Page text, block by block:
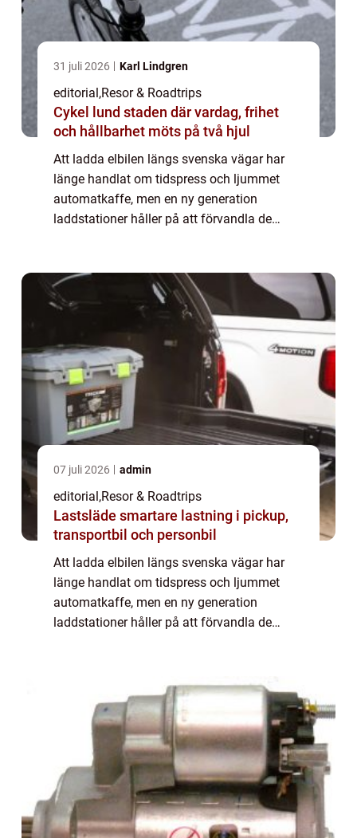
31 juli 2026 Karl Lindgren
editorial ,Resor & Roadtrips
Cykel lund staden där vardag, frihet
och hållbarhet möts på två hjul
Att ladda elbilen längs svenska vägar har
länge handlat om tidspress och ljummet
automatkaffe, men en ny generation
laddstationer håller på att förvandla de
07 juli 2026 admin
editorial ,Resor & Roadtrips
Lastsläde smartare lastning i pickup,
transportbil och personbil
Att ladda elbilen längs svenska vägar har
länge handlat om tidspress och ljummet
automatkaffe, men en ny generation
laddstationer håller på att förvandla de